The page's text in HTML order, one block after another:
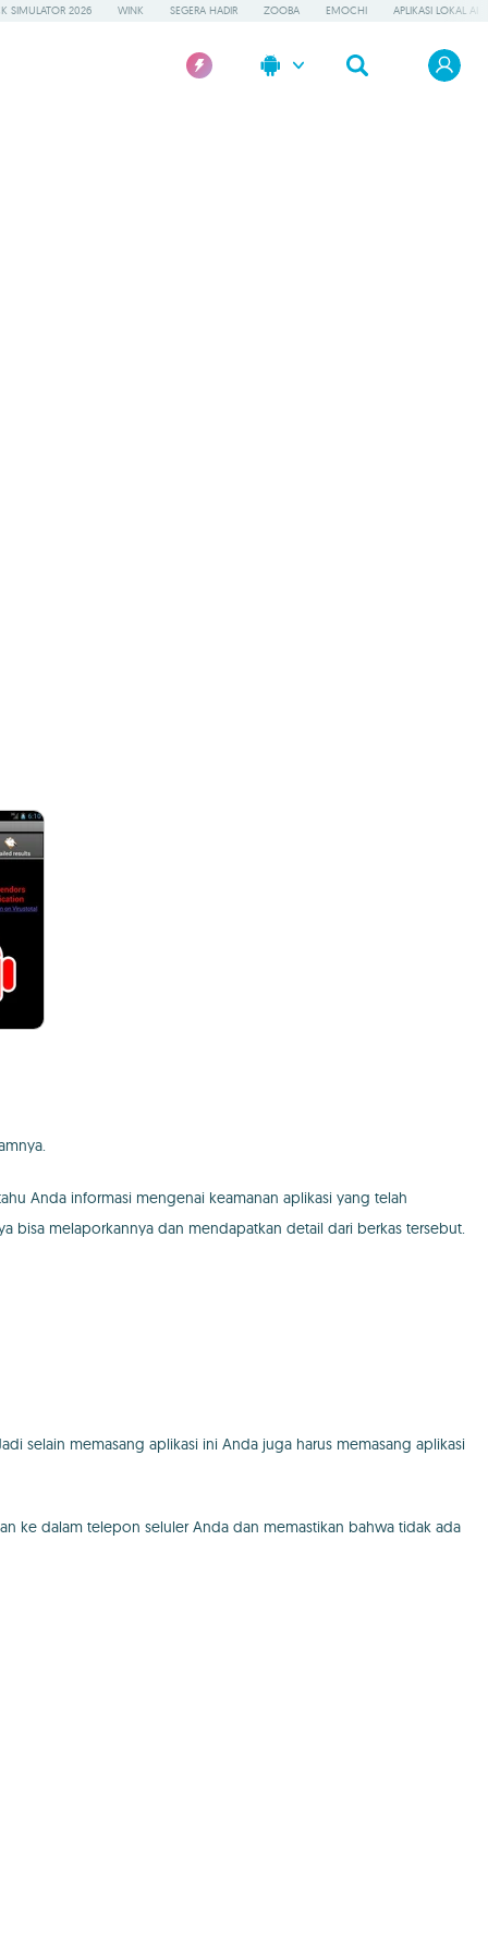
SIMULATOR 2026 WINK SEGERA HADIR ZOOBA EMOCHI APLIKASI LOKAL AI
Anda informasi mengenai keamanan aplikasi yang telah
bisa melaporkannya dan mendapatkan detail dari berkas tersebut.
selain memasang aplikasi ini Anda juga harus memasang aplikasi
ke dalam telepon seluler Anda dan memastikan bahwa tidak ada